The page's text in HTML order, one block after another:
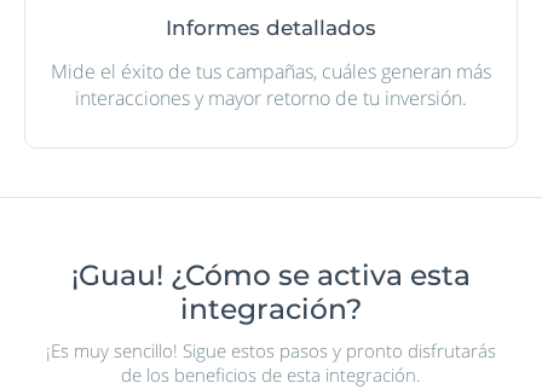
Informes detallados
Mide el éxito de tus campañas, cuáles generan más
interacciones y mayor retorno de tu inversión.
¡Guau! ¿Cómo se activa esta
integración?
¡Es muy sencillo! Sigue estos pasos y pronto disfrutarás
de los beneficios de esta integración.